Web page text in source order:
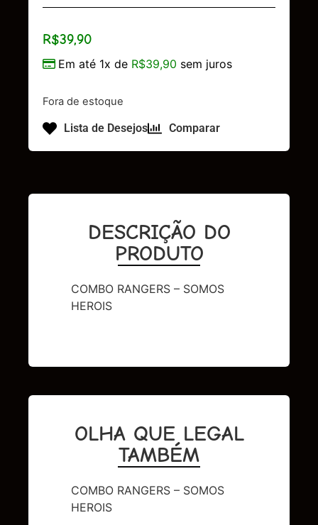
R$39,90
Em até 1x de R$39,90 sem juros
Fora de estoque
Lista de Desejos Comparar
DESCRIÇÃO DO
PRODUTO
COMBO RANGERS – SOMOS
HEROIS
OLHA QUE LEGAL
TAMBÉM
COMBO RANGERS – SOMOS
HEROIS